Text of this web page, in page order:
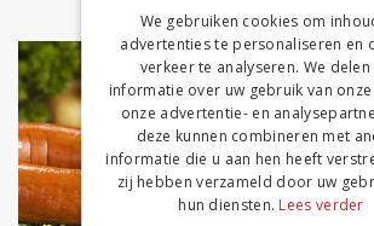
We gebruiken cookies om
advertenties te personaliseren en
verkeer te analyseren. We
informatie over uw gebruik van
onze advertentie- en
deze kunnen combineren met
informatie die u aan hen heeft
zij hebben verzameld door uw
hun diensten. Lees verder